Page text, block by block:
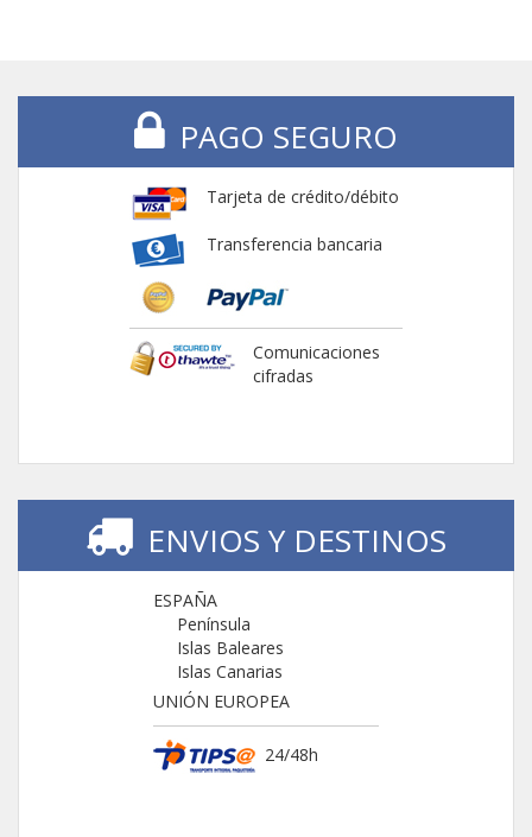
PAGO SEGURO
Tarjeta de crédito/débito
Transferencia bancaria
Comunicaciones
cifradas
ENVIOS Y DESTINOS
ESPAÑA
Península
Islas Baleares
Islas Canarias
UNIÓN EUROPEA
24/48h